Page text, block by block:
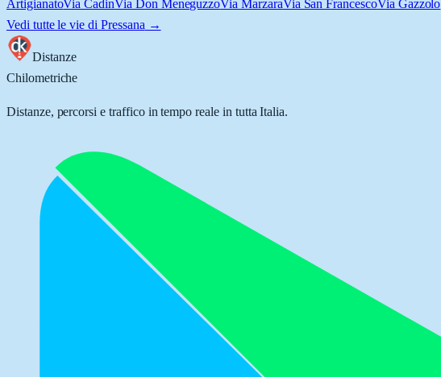
ArtigianatoVia CadinVia Don MeneguzzoVia MarzaraVia San FrancescoVia Gazzolo
Vedi tutte le vie di Pressana →
Distanze
Chilometriche
Distanze, percorsi e traffico in tempo reale in tutta Italia.